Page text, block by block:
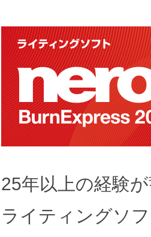
25年以上の経験
ライティングソ